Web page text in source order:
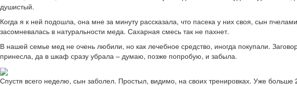
душистый.
Когда я к ней подошла, она мне за минуту рассказала, что пасека у них своя, сын
засомневалась в натуральности меда. Сахарная смесь так не пахнет.
В нашей семье мед не очень любили, но как лечебное средство, иногда покупали.
принесла, да в шкаф сразу убрала – думаю, позже попробую, и забыла.
Спустя всего неделю, сын заболел. Простыл, видимо, на своих тренировках. Уже больше